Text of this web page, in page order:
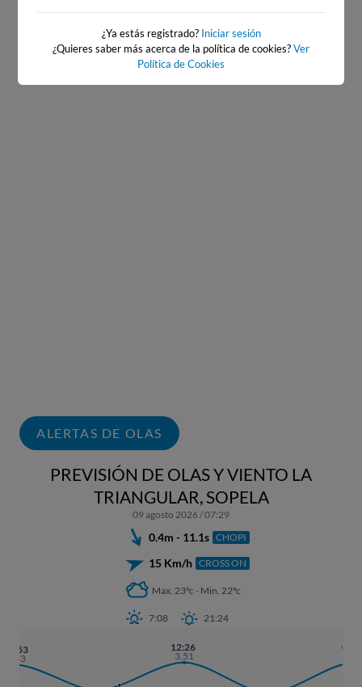
0.4 m CHOPI 0.4 m CHOPI
ALERTAS DE OLAS
PREVISIÓN DE OLAS Y VIENTO LA
TRIANGULAR, SOPELA
09 agosto 2026 / 07:29
0.4m - 11.1s CHOPI
15 Km/h CROSS ON
Max. 23ºc - Min. 22ºc
7:08 21:24
23:53
3.33
12:26
3.51
¿Ya estás registrado? Iniciar sesión
¿Quieres saber más acerca de la política de cookies?Ver
Política de Cookies